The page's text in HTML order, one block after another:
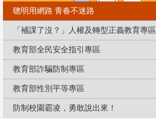
聰明用網路 青春不迷路
「補課了沒？」人權及轉型正義教育專區
教育部全民安全指引專區
教育部詐騙防制專區
教育部性別平等專區
防制校園霸凌，勇敢說出來！